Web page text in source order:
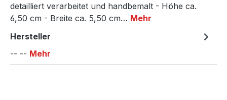
detailliert verarbeitet und handbemalt - Höhe ca.
6,50 cm - Breite ca. 5,50 cm… Mehr
Hersteller
-- -- Mehr